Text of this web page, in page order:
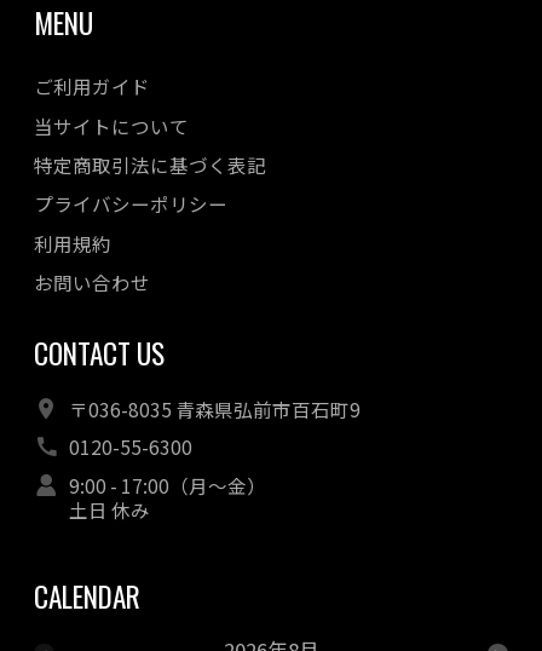
MENU
ご利用ガイド
当サイトについて
特定商取引法に基づく表記
プライバシーポリシー
利用規約
お問い合わせ
CONTACT US
〒036-8035 青森県弘前市百石町9
0120-55-6300
9:00 - 17:00（月～金）
土日 休み
CALENDAR